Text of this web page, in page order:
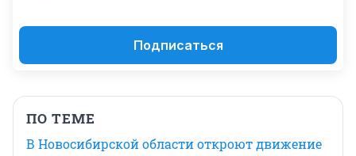
Подписаться
ПО ТЕМЕ
В Новосибирской области откроют движение